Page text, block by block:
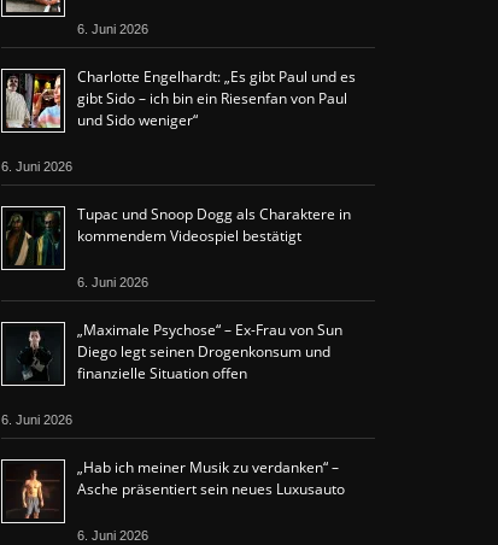
6. Juni 2026
Charlotte Engelhardt: „Es gibt Paul und es
gibt Sido – ich bin ein Riesenfan von Paul
und Sido weniger“
6. Juni 2026
Tupac und Snoop Dogg als Charaktere in
kommendem Videospiel bestätigt
6. Juni 2026
„Maximale Psychose“ – Ex-Frau von Sun
Diego legt seinen Drogenkonsum und
finanzielle Situation offen
6. Juni 2026
„Hab ich meiner Musik zu verdanken“ –
Asche präsentiert sein neues Luxusauto
6. Juni 2026